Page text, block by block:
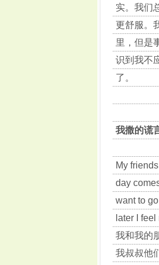
实。我们
更舒服。
里，但是
识到我不
了。
我撒的谎
My
day
want to
later I
我和我的
我叔叔他